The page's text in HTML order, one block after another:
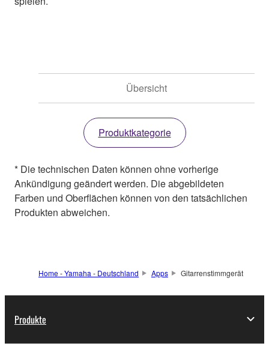
Übersicht
Produktkategorie
* Die technischen Daten können ohne vorherige
Ankündigung geändert werden. Die abgebildeten
Farben und Oberflächen können von den tatsächlichen
Produkten abweichen.
Home - Yamaha - Deutschland Apps Gitarrenstimmgerät
Produkte